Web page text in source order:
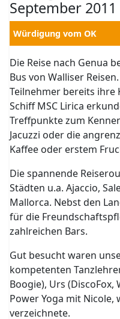
September 2011
Würdigung vom OK
Die Reise nach Genua
Bus von Walliser
Teilnehmer bereits ihre
Schiff MSC Lirica
Treffpunkte zum
Jacuzzi oder die
Kaffee oder erstem
Die spannende
Städten u.a. Ajaccio,
Mallorca. Nebst den
für die
zahlreichen Bars.
Gut besucht waren
kompetenten
Boogie), Urs
Power Yoga mit Nicole,
verzeichnete.